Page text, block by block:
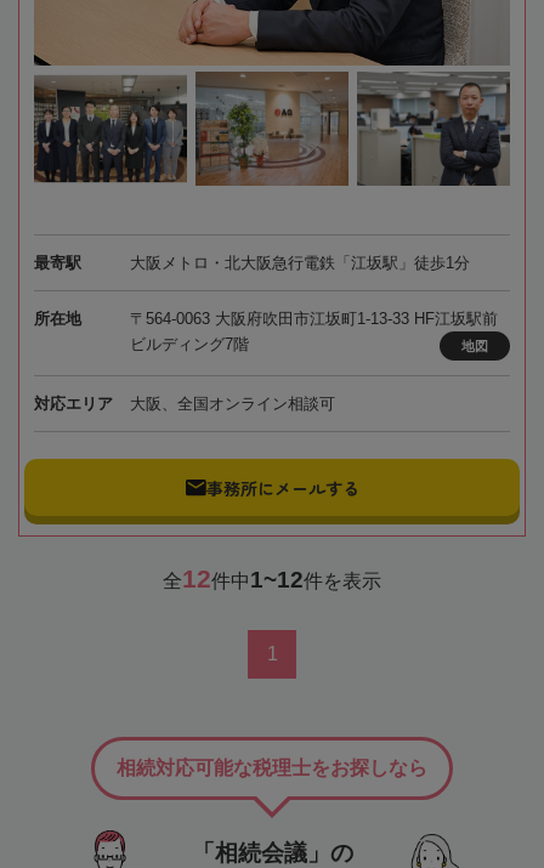
最寄駅 大阪メトロ・北大阪急行電鉄「江坂駅」徒歩1分
所在地
〒564-0063 大阪府吹田市江坂町1-13-33 HF江坂駅前
ビルディング7階
地図
対応エリア 大阪、全国オンライン相談可
事務所にメールする
全12件中1~12件を表示
1
「相続会議」の
相続対応可能な税理士をお探しなら